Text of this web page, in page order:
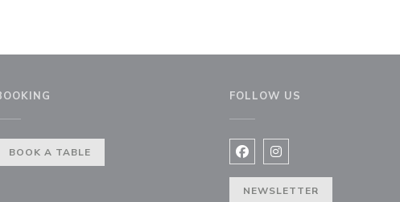
BOOK A TABLE
FOLLOW US
Facebook ((opens in a new
Instagram ((opens in a
NEWSLETTER